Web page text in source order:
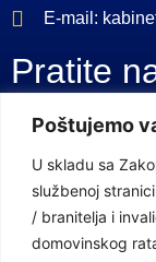
Poštujemo
U skladu sa
službenoj
/ branitelja i
domovinskog
E-mail:
Pratite
Youtube Kanal
Linkovi